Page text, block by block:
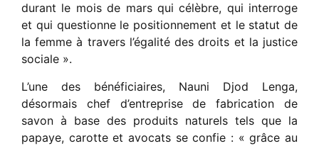
durant le mois de mars qui célèbre, qui interroge
et qui questionne le positionnement et le statut de
la femme à travers l’égalité des droits et la justice
sociale ».
L’une des bénéficiaires, Nauni Djod Lenga,
désormais chef d’entreprise de fabrication de
savon à base des produits naturels tels que la
papaye, carotte et avocats se confie : « grâce au